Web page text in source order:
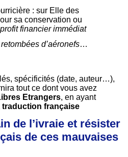
: sur Elle des
sa conservation ou
financier immédiat
retombées d’aéronefs…
spécificités (date, auteur…),
tout ce dont vous avez
Etrangers, en ayant
traduction française
de l’ivraie et résister
de ces mauvaises